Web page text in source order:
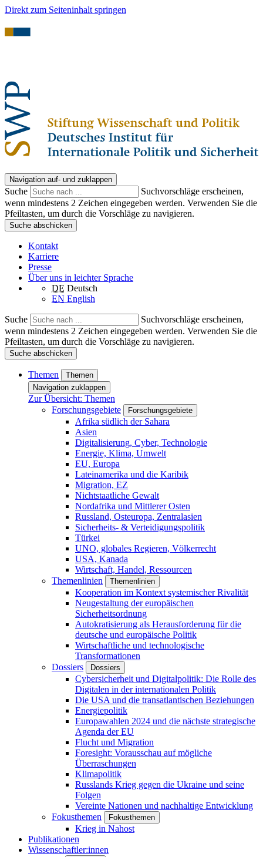
Direkt zum Seiteninhalt springen
Navigation auf- und zuklappen
Suche
Suchvorschläge erscheinen,
wenn mindestens 2 Zeichen eingegeben werden. Verwenden Sie die
Pfeiltasten, um durch die Vorschläge zu navigieren.
Suche abschicken
Kontakt
Karriere
Presse
Über uns in leichter Sprache
DE Deutsch
EN English
Suche
Suchvorschläge erscheinen,
wenn mindestens 2 Zeichen eingegeben werden. Verwenden Sie die
Pfeiltasten, um durch die Vorschläge zu navigieren.
Suche abschicken
Themen
Themen
Navigation zuklappen
Zur Übersicht: Themen
Forschungsgebiete
Forschungsgebiete
Afrika südlich der Sahara
Asien
Digitalisierung, Cyber, Technologie
Energie, Klima, Umwelt
EU, Europa
Lateinamerika und die Karibik
Migration, EZ
Nichtstaatliche Gewalt
Nordafrika und Mittlerer Osten
Russland, Osteuropa, Zentralasien
Sicherheits- & Verteidigungspolitik
Türkei
UNO, globales Regieren, Völkerrecht
USA, Kanada
Wirtschaft, Handel, Ressourcen
Themenlinien
Themenlinien
Kooperation im Kontext systemischer Rivalität
Neugestaltung der europäischen
Sicherheitsordnung
Autokratisierung als Herausforderung für die
deutsche und europäische Politik
Wirtschaftliche und technologische
Transformationen
Dossiers
Dossiers
Cybersicherheit und Digitalpolitik: Die Rolle des
Digitalen in der internationalen Politik
Die USA und die transatlantischen Beziehungen
Energiepolitik
Europawahlen 2024 und die nächste strategische
Agenda der EU
Flucht und Migration
Foresight: Vorausschau auf mögliche
Überraschungen
Klimapolitik
Russlands Krieg gegen die Ukraine und seine
Folgen
Vereinte Nationen und nachhaltige Entwicklung
Fokusthemen
Fokusthemen
Krieg in Nahost
Publikationen
Wissenschaftler:innen